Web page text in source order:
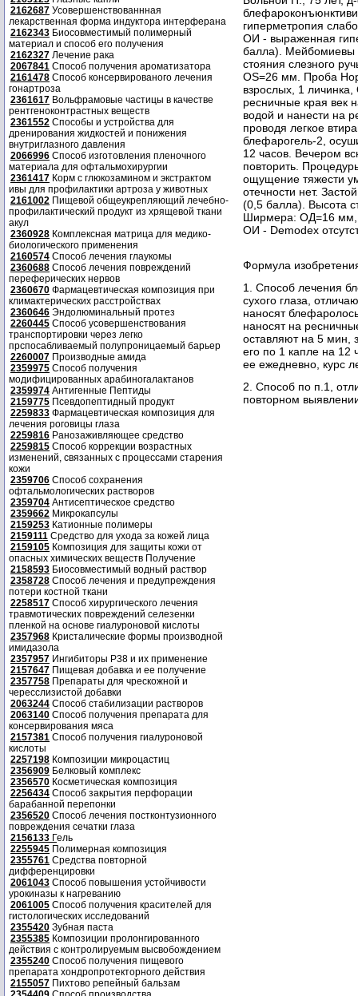
2162687 Усовершенствованнная
лекарственная форма индуктора интерферана
2162343 Биосовместимый полимерный
материал и способ его получения
2162327 Лечение рака
2067841 Способ получения ароматизатора
2161478 Способ консервированого лечения
гонартроза
2361617 Вольфрамовые частицы в качестве
рентгеноконтрастных веществ
2361552 Способы и устройства для
дренирования жидкостей и понижения
внутриглазного давления
2066996 Способ изготовления пленочного
материала для офтальмохирургии
2361417 Корм с глюкозамином и экстрактом
ивы для профилактики артроза у животных
2161002 Пищевой общеукрепляющий лечебно-
профилактический продукт из хрящевой ткани
акул
2360928 Комплексная матрица для медико-
биологического применения
2160574 Способ лечения глаукомы
2360688 Способ лечения повреждений
переферических нервов
2360670 Фармацевтическая композиция при
климактерических расстройствах
2360646 Эндолюминальный протез
2260445 Способ усовершенствования
транспортировки через легко
прспосабливаемый полупроницаемый барьер
2260007 Производные амида
2359975 Способ получения
модифицированных арабиногалактанов
2359974 Антигенные Пептиды
2159775 Псевдопептидный продукт
2259833 Фармацевтическая композиция для
лечения роговицы глаза
2259816 Ранозаживляющее средство
2259815 Способ коррекции возрастных
изменений, связанных с процессами старения
кожи
2359706 Способ сохранения
офтальмологических растворов
2359704 Антисептическое средство
2359662 Микрокапсулы
2159253 Катионные полимеры
2159111 Средство для ухода за кожей лица
2159105 Композиция для защиты кожи от
опасных химических веществ Получение
2158593 Биосовместимый водный раствор
2358728 Способ лечения и предупреждения
потери костной ткани
2258517 Способ хирургического лечения
травмотических повреждений селезенки
пленкой на основе гиалуроновой кислоты
2357968 Кристалические формы производной
имидазола
2357957 Ингибиторы P38 и их применение
2157647 Пищевая добавка и ее получение
2357758 Препараты для чрескожной и
чересслизистой добавки
2063244 Способ стабилизации растворов
2063140 Способ получения препарата для
консервирования мяса
2157381 Способ получения гиалуроновой
кислоты
2257198 Композиции микроцастиц
2356909 Белковый комплекс
2356570 Косметическая композиция
2256434 Способ закрытия перфорации
барабанной перепонки
2356520 Способ лечения постконтузионного
повреждения сечатки глаза
2156133 Гель
2255945 Полимерная композиция
2355761 Средства повторной
дифференцировки
2061043 Способ повышения устойчивости
урокиназы к нагреванию
2061005 Способ получения красителей для
гистологических исследований
2355420 Зубная паста
2355385 Композиции пролонгированного
действия с контролируемым высвобождением
2355240 Способ получения пищевого
препарата хондропротекторного действия
2155057 Пихтово репейный бальзам
гиперметропия
ОИ - выраженная
балла). Мейбомиевы
стояния слезного
OS=26 мм. Проба
взрослых, 1
ресничные края век
водой и нанести на
проводя легкое
блефарогель-2,
12 часов. Вечером
повторить.
ощущение тяжести
отечности нет.
(0,5 балла). Высота
Ширмера: ОД=16 мм,
ОИ - Demodex
Формула
1. Способ лечения
сухого глаза,
наносят
наносят на
оставляют на 5 мин,
его по 1 капле на 12
ее ежедневно, курс
2. Способ по п.1,
повторном